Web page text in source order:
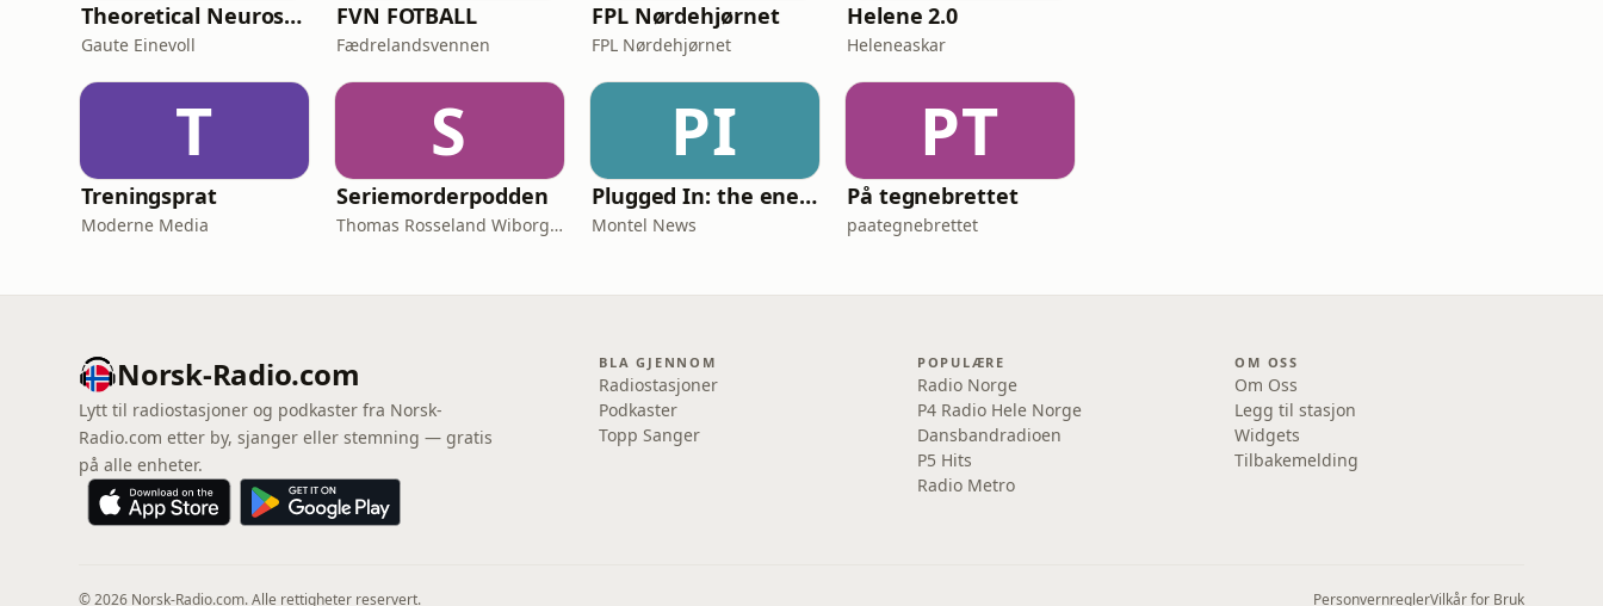
Theoretical Neuroscience Podcast
Gaute Einevoll
FVN FOTBALL
Fædrelandsvennen
FPL Nørdehjørnet
FPL Nørdehjørnet
Helene 2.0
Heleneaskar
T
Treningsprat
Moderne Media
S
Seriemorderpodden
Thomas Rosseland Wiborg-Thune
PI
Plugged In: the energy news podcast
Montel News
PT
På tegnebrettet
paategnebrettet
Norsk-Radio.com
Lytt til radiostasjoner og podkaster fra Norsk-
Radio.com etter by, sjanger eller stemning — gratis
på alle enheter.
BLA GJENNOM
Radiostasjoner
Podkaster
Topp Sanger
POPULÆRE
Radio Norge
P4 Radio Hele Norge
Dansbandradioen
P5 Hits
Radio Metro
OM OSS
Om Oss
Legg til stasjon
Widgets
Tilbakemelding
© 2026 Norsk-Radio.com. Alle rettigheter reservert. PersonvernreglerVilkår for Bruk